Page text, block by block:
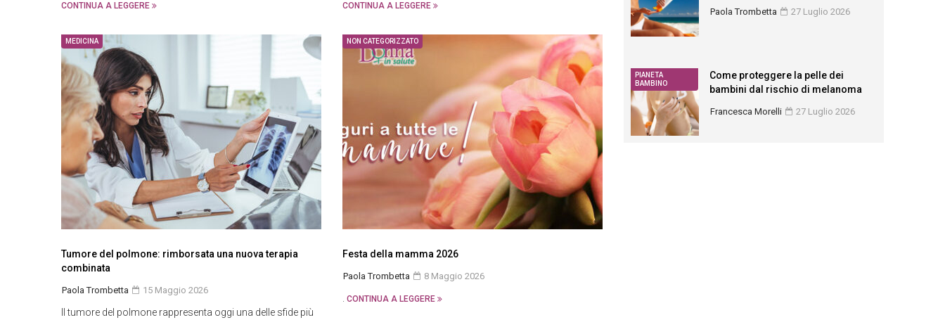
CONTINUA A LEGGERE CONTINUA A LEGGERE
MEDICINA
Tumore del polmone: rimborsata una nuova terapia
combinata
Paola Trombetta 15 Maggio 2026
Il tumore del polmone rappresenta oggi una delle sfide più
NON CATEGORIZZATO
Festa della mamma 2026
Paola Trombetta 8 Maggio 2026
CONTINUA A LEGGERE
Paola Trombetta 27 Luglio 2026
PIANETA
BAMBINO
Come proteggere la pelle dei
bambini dal rischio di melanoma
Francesca Morelli 27 Luglio 2026